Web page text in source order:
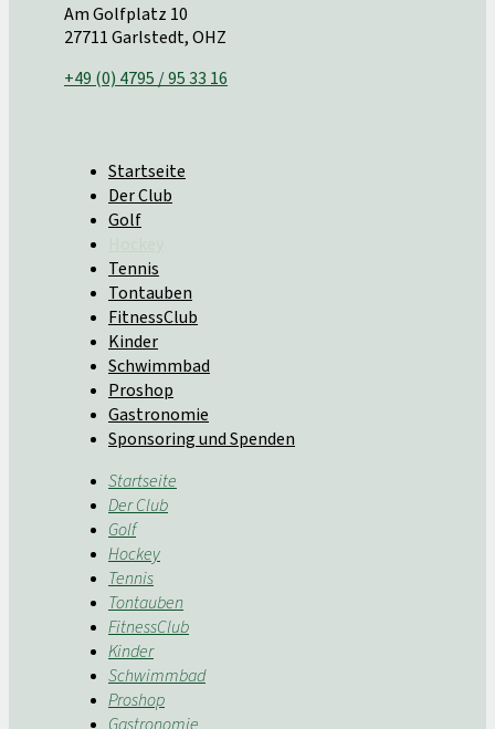
Am Golfplatz 10
27711 Garlstedt, OHZ
+49 (0) 4795 / 95 33 16
Startseite
Der Club
Golf
Tennis
Tontauben
FitnessClub
Kinder
Schwimmbad
Proshop
Gastronomie
Sponsoring und Spenden
Startseite
Der Club
Golf
Hockey
Tennis
Tontauben
FitnessClub
Kinder
Schwimmbad
Proshop
Gastronomie